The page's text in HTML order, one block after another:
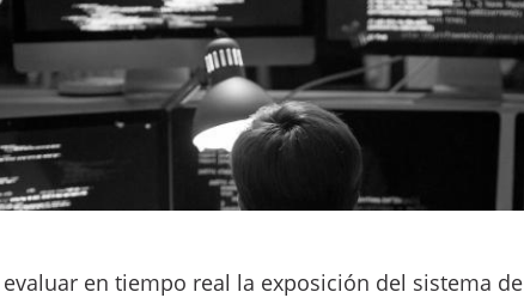
en tiempo real la exposición del sistema de